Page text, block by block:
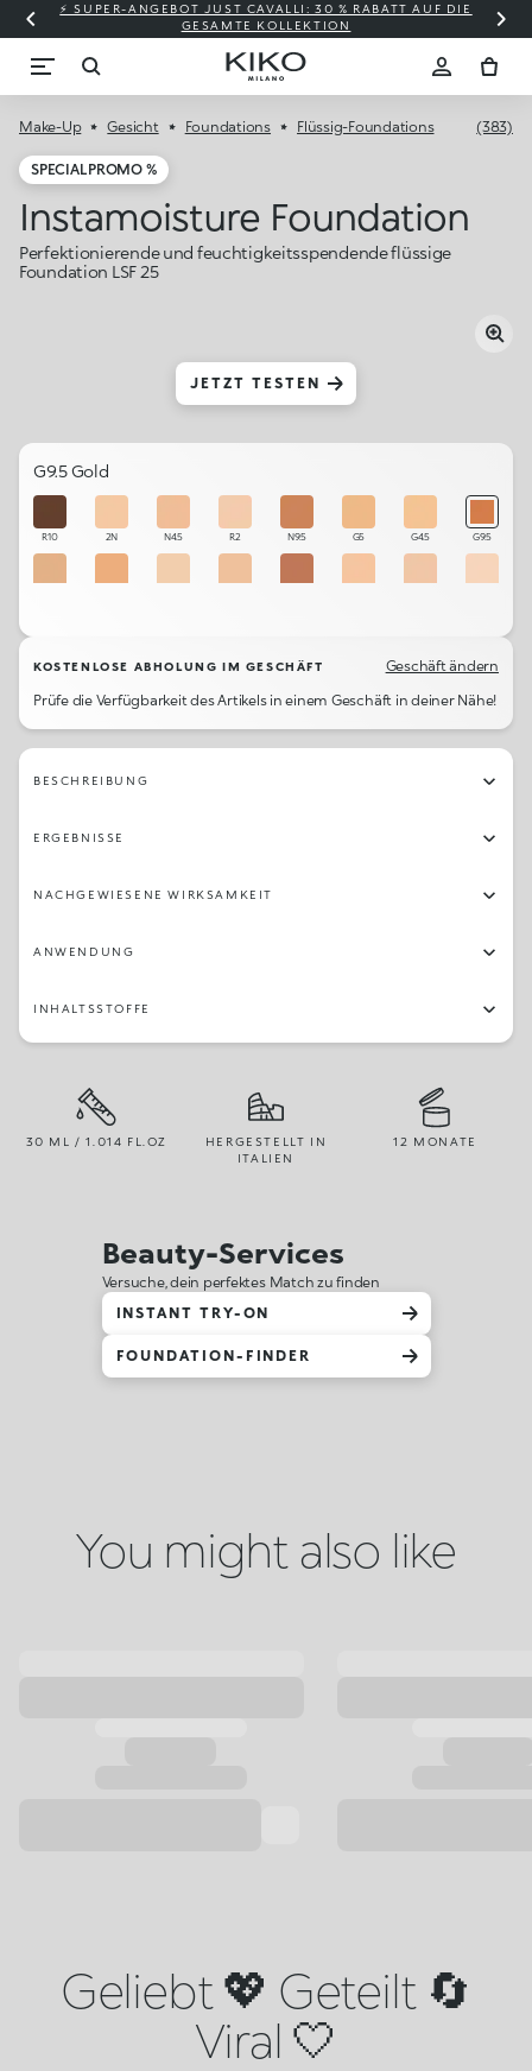
⚡ SUPER-ANGEBOT JUST CAVALLI: 30 % RABATT AUF DIE
GESAMTE KOLLEKTION
Make-Up Gesicht Foundations Flüssig-Foundations (383)
SPECIAL PROMO %
Instamoisture Foundation
Perfektionierende und feuchtigkeitsspendende flüssige
Foundation LSF 25
JETZT TESTEN
G9.5 Gold
R10 2N N4.5 R2 N9.5 G5 G4.5 G9.5
KOSTENLOSE ABHOLUNG IM GESCHÄFT
Geschäft ändern
Prüfe die Verfügbarkeit des Artikels in einem Geschäft in deiner Nähe!
BESCHREIBUNG
ERGEBNISSE
NACHGEWIESENE WIRKSAMKEIT
ANWENDUNG
INHALTSSTOFFE
30 ML / 1.014 FL.OZ
HERGESTELLT IN
ITALIEN
12 MONATE
Beauty-Services
Versuche, dein perfektes Match zu finden
INSTANT TRY-ON
FOUNDATION-FINDER
You might also like
Geliebt 💖 Geteilt 🔄
Viral 🤍